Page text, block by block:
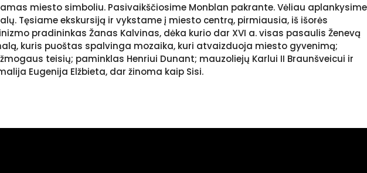
miesto simboliu. Pasivaikščiosime Monblan pakrante. Vėliau aplankysime
Tęsiame ekskursiją ir vykstame į miesto centrą, pirmiausia, iš išorės
pradininkas Žanas Kalvinas, dėka kurio dar XVI a. visas pasaulis Ženevą
kuris puoštas spalvinga mozaika, kuri atvaizduoja miesto gyvenimą;
teisių; paminklas Henriui Dunant; mauzoliejų Karlui II Braunšveicui ir
Eugenija Elžbieta, dar žinoma kaip Sisi.